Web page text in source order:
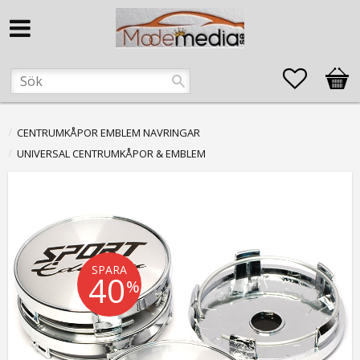
Favoriter
CENTRUMKÅPOR EMBLEM NAVRINGAR
UNIVERSAL CENTRUMKÅPOR & EMBLEM
SPARA
40%